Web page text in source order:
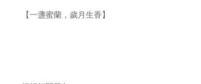
【一盞蜜蘭，歲月生香】